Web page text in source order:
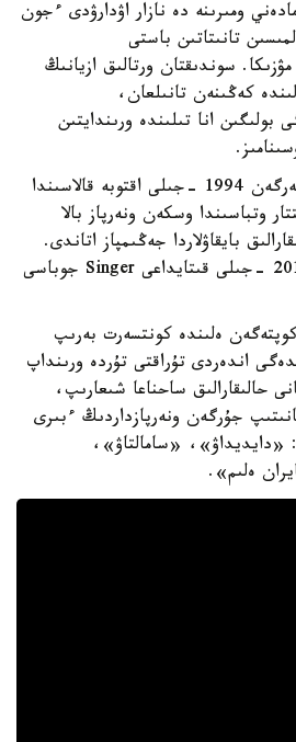
ومىرىنە دە نازار اۋدارۋدى ءجون
تانىتاتىن باستى
سوندىقتان ورتالىق ازيانىڭ
كەڭىنەن تانىلعان،
بولىگىن انا تىلىندە ورىندايتىن
. ديماش قۇدايبەرگەن 1994 -جىلى اقتوبە قالاسىندا
وتباسىندا وسكەن ونەرپاز بالا
بايقاۋلاردا جەڭىمپاز اتاندى.
الەمدىك تانىمالدىلىققا 2017 -جىلى قىتايداعى Singer جوباسى
ەلىندە كونتسەرت بەرىپ
اندەردى تۇراقتى تۇردە ورىنداپ
حالىقارالىق ساحناعا شىعارىپ،
جۇرگەن ونەرپازداردىڭ ءبىرى
«دايديداۋ»، «سامالتاۋ»،
ەلىم».